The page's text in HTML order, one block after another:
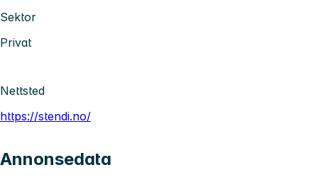
Sektor
Privat
Nettsted
https://stendi.no/
Annonsedata